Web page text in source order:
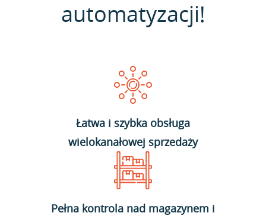
automatyzacji!
Łatwa i szybka obsługa
wielokanałowej sprzedaży
Pełna kontrola nad magazynem i